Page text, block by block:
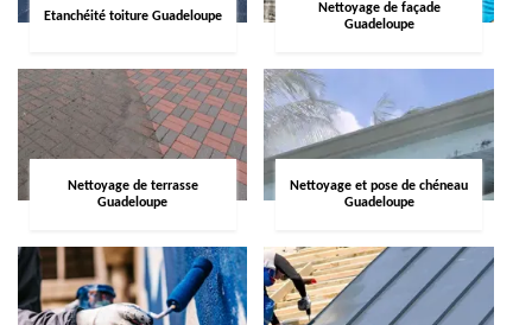
Etanchéité toiture Guadeloupe
Nettoyage de façade
Guadeloupe
Nettoyage de terrasse
Guadeloupe
Nettoyage et pose de chéneau
Guadeloupe